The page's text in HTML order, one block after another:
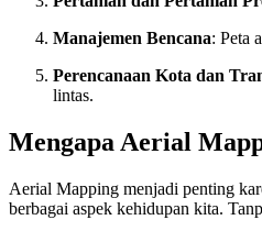
Manajemen Bencana: Peta
Perencanaan Kota dan
lintas.
Mengapa Aerial
Aerial Mapping menjadi penting
berbagai aspek kehidupan kita.